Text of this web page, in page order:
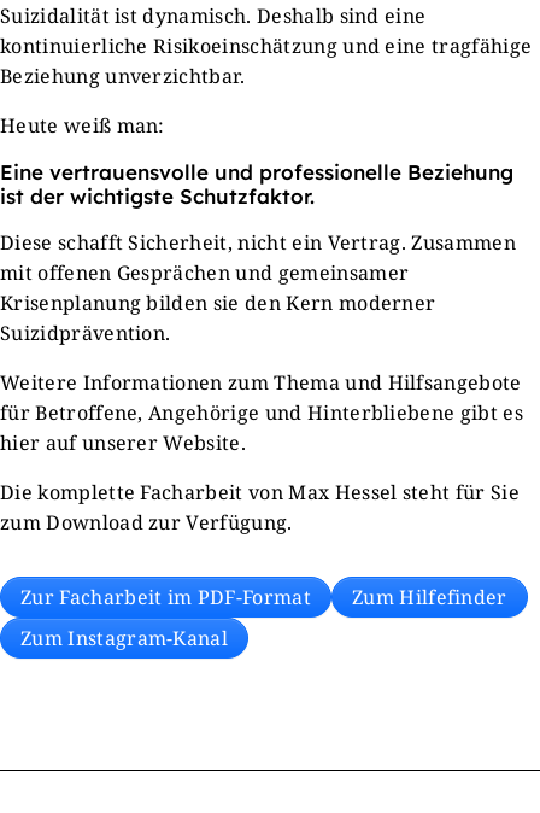
Suizidalität ist dynamisch. Deshalb sind eine
kontinuierliche Risikoeinschätzung und eine tragfähige
Beziehung unverzichtbar.
Heute weiß man:
Eine vertrauensvolle und professionelle Beziehung
ist der wichtigste Schutzfaktor.
Diese schafft Sicherheit, nicht ein Vertrag. Zusammen
mit offenen Gesprächen und gemeinsamer
Krisenplanung bilden sie den Kern moderner
Suizidprävention.
Weitere Informationen zum Thema und Hilfsangebote
für Betroffene, Angehörige und Hinterbliebene gibt es
hier auf unserer Website.
Die komplette Facharbeit von Max Hessel steht für Sie
zum Download zur Verfügung.
Zur Facharbeit im PDF-Format
Zum Hilfefinder
Zum Instagram-Kanal